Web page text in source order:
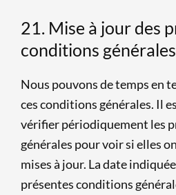
21. Mise à jour des
conditions générales
Nous pouvons de temps en
ces conditions générales. Il
vérifier périodiquement les
générales pour voir si elles
mises à jour. La date
présentes conditions